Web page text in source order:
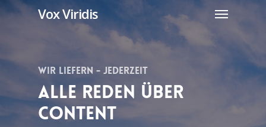
content
Vox Viridis Menu
Wir Liefern - Jederzeit
Alle Reden Über
Content